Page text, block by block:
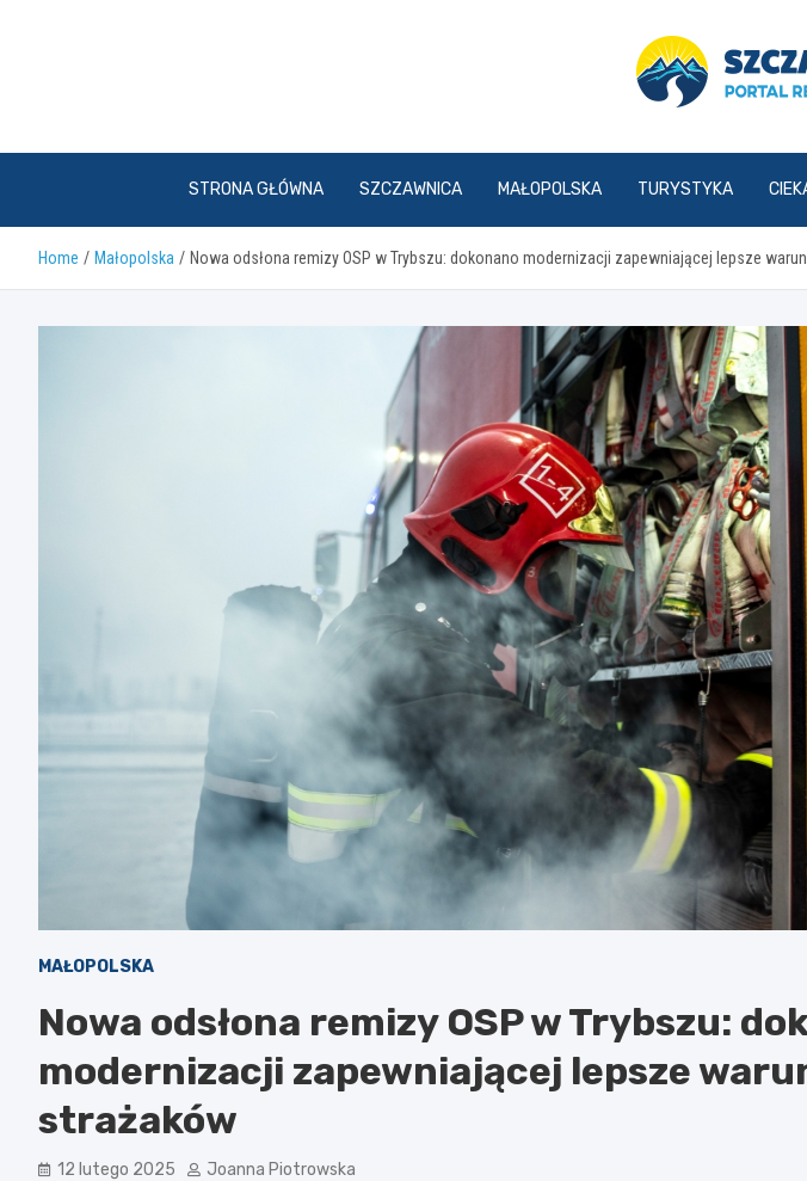
STRONA GŁÓWNA SZCZAWNICA MAŁOPOLSKA TURYSTYKA
Home Małopolska Nowa odsłona remizy OSP w Trybszu: dokonano modernizacji zapewniającej lepsze
MAŁOPOLSKA
Nowa odsłona remizy OSP w Trybszu:
modernizacji zapewniającej lepsze
strażaków
12 lutego 2025 Joanna Piotrowska